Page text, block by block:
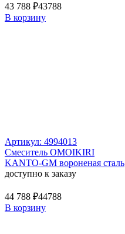
43 788 ₽43788
В корзину
Артикул: 4994013
Смеситель OMOIKIRI
KANTO-GM вороненая сталь
доступно к заказу
44 788 ₽44788
В корзину